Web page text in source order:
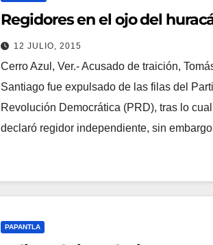
Regidores en el ojo del
12 JULIO, 2015
Cerro Azul, Ver.- Acusado de traición,
Santiago fue expulsado de las filas del
Revolución Democrática (PRD), tras lo
declaró regidor independiente, sin
PAPANTLA